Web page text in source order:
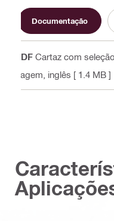
Documentação
PDF Cartaz com
bagem , inglês [ 1.4 MB ]